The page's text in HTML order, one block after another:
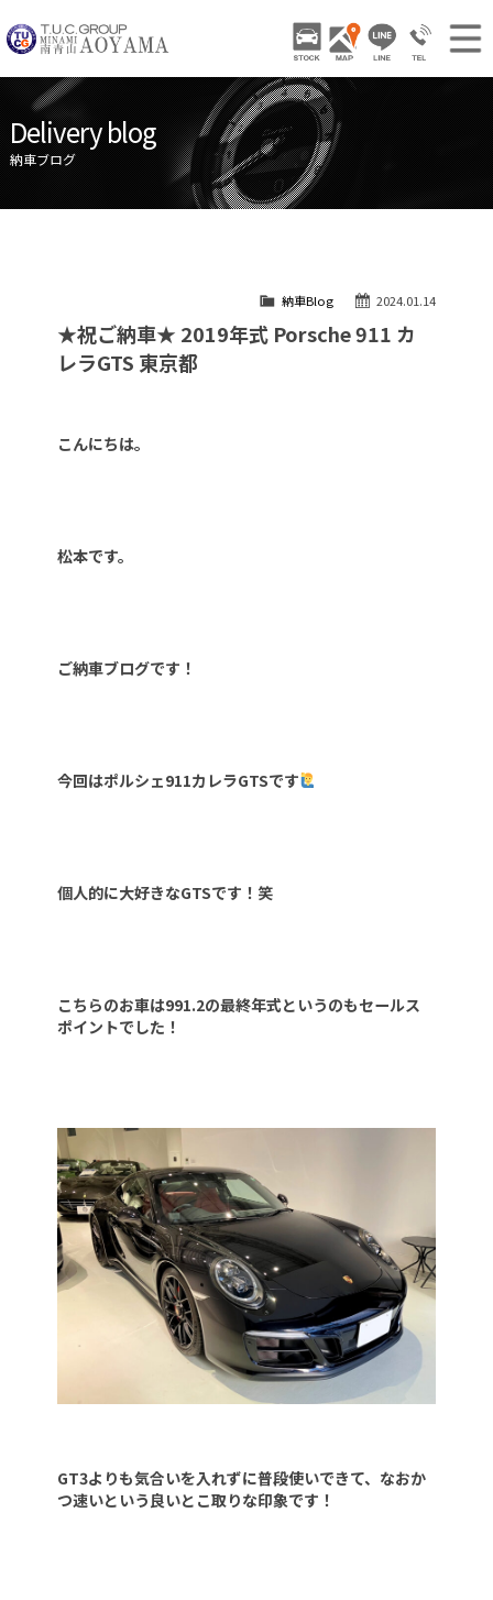
TUCグループ 南青山
STOCK ACCESS LINE 03-
NEWS INFO / ニュース
STOCK CAR LIST / 在庫車両情報
GALLERY / 販売車両ギャラリー
TRADE IN / 買取査定
Delivery blog
納車ブログ
2024.01.14
納車Blog
★祝ご納車★ 2019年式 Porsche 911 カ
レラGTS 東京都
こんにちは。
松本です。
ご納車ブログです！
今回はポルシェ911カレラGTSです
個人的に大好きなGTSです！笑
こちらのお車は991.2の最終年式というのもセールス
ポイントでした！
GT3よりも気合いを入れずに普段使いできて、なおか
つ速いという良いとこ取りな印象です！